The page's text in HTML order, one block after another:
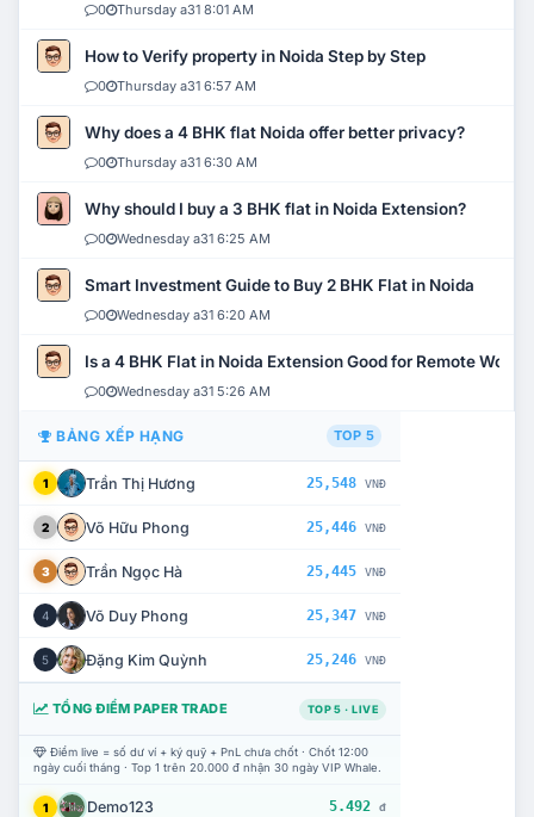
0 Thursday a31 8:01 AM
How to Verify property in Noida Step by Step
0 Thursday a31 6:57 AM
Why does a 4 BHK flat Noida offer better privacy?
0 Thursday a31 6:30 AM
Why should I buy a 3 BHK flat in Noida Extension?
0 Wednesday a31 6:25 AM
Smart Investment Guide to Buy 2 BHK Flat in Noida
0 Wednesday a31 6:20 AM
Is a 4 BHK Flat in Noida Extension Good for Remote Work?
0 Wednesday a31 5:26 AM
BẢNG XẾP HẠNG TOP 5
1 Trần Thị Hương 25,548 VNĐ
2 Võ Hữu Phong 25,446 VNĐ
3 Trần Ngọc Hà 25,445 VNĐ
4 Võ Duy Phong 25,347 VNĐ
5 Đặng Kim Quỳnh 25,246 VNĐ
TỔNG ĐIỂM PAPER TRADE TOP 5 · LIVE
Điểm live = số dư ví + ký quỹ + PnL chưa chốt · Chốt 12:00
ngày cuối tháng · Top 1 trên 20.000 đ nhận 30 ngày VIP Whale.
1 Demo123 5.492 đ